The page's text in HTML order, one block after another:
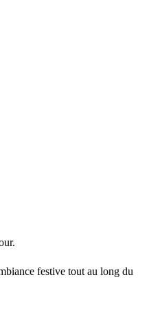
festive tout au long du